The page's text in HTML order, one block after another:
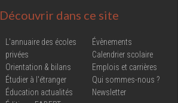
Découvrir dans ce site
L'annuaire des écoles
privées
Orientation & bilans
Étudier à l'étranger
Éducation actualités
Évènements
Calendrier scolaire
Emplois et carrières
Qui sommes-nous ?
Newsletter